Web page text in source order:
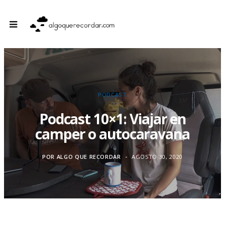
PODCAST
Podcast 10×1: Viajar en
camper o autocaravana
POR ALGO QUE RECORDAR AGOSTO 30, 2020